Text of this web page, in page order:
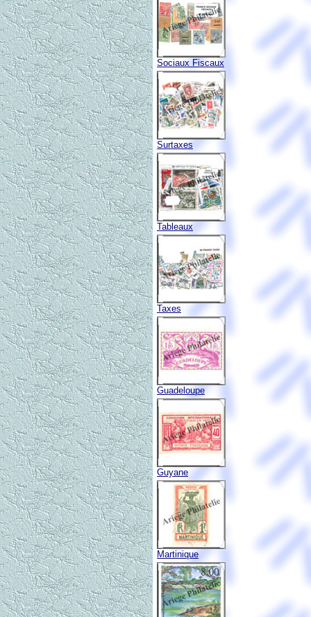
Sociaux Fiscaux
Surtaxes
Tableaux
Taxes
Guadeloupe
Guyane
Martinique